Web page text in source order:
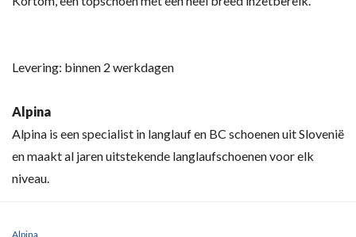
Levering: binnen 2 werkdagen
Alpina
Alpina is een specialist in langlauf en BC schoenen uit Slovenië
en maakt al jaren uitstekende langlaufschoenen voor elk
niveau.
Alpina